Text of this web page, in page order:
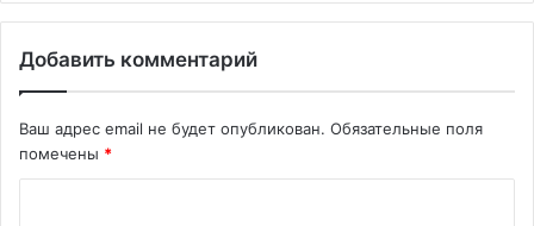
Добавить комментарий
Ваш адрес email не будет опубликован. Обязательные поля
помечены *